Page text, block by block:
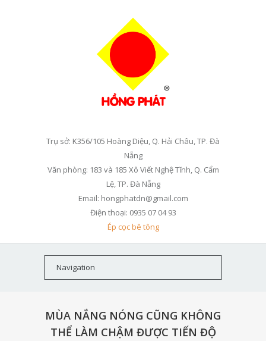
Trụ sở: K356/105 Hoàng Diệu, Q. Hải Châu, TP. Đà
Nẵng
Văn phòng: 183 và 185 Xô Viết Nghệ Tĩnh, Q. Cẩm
Lệ, TP. Đà Nẵng
Email: hongphatdn@gmail.com
Điện thoại: 0935 07 04 93
Ép cọc bê tông
MÙA NẮNG NÓNG CŨNG KHÔNG
THỂ LÀM CHẬM ĐƯỢC TIẾN ĐỘ